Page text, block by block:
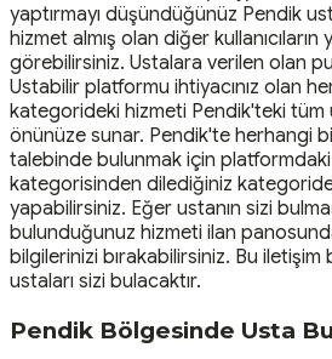
yaptırmayı düşündüğünüz Pendik
hizmet almış olan diğer kullanıcıların
görebilirsiniz. Ustalara verilen olan
Ustabilir platformu ihtiyacınız olan
kategorideki hizmeti Pendik'teki tüm
önünüze sunar. Pendik'te herhangi
talebinde bulunmak için
kategorisinden dilediğiniz
yapabilirsiniz. Eğer ustanın sizi
bulunduğunuz hizmeti ilan
bilgilerinizi bırakabilirsiniz. Bu
ustaları sizi bulacaktır.
Pendik Bölgesinde Usta